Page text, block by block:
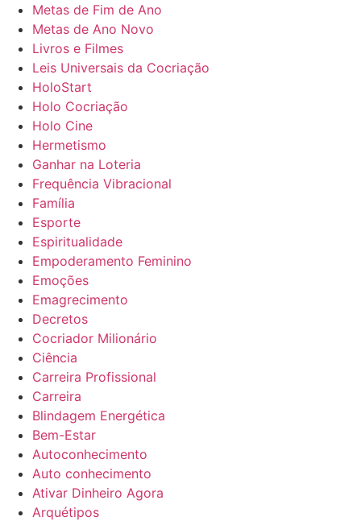
Metas de Fim de Ano
Metas de Ano Novo
Livros e Filmes
Leis Universais da Cocriação
HoloStart
Holo Cocriação
Holo Cine
Hermetismo
Ganhar na Loteria
Frequência Vibracional
Família
Esporte
Espiritualidade
Empoderamento Feminino
Emoções
Emagrecimento
Decretos
Cocriador Milionário
Ciência
Carreira Profissional
Carreira
Blindagem Energética
Bem-Estar
Autoconhecimento
Auto conhecimento
Ativar Dinheiro Agora
Arquétipos